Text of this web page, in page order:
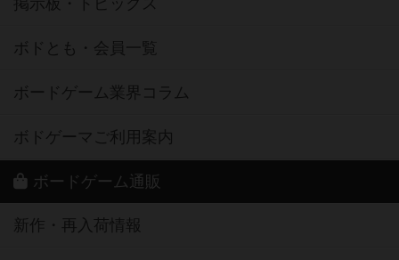
掲示板・トピックス
ボドとも・会員一覧
ボードゲーム業界コラム
ボドゲーマご利用案内
ボードゲーム通販
新作・再入荷情報